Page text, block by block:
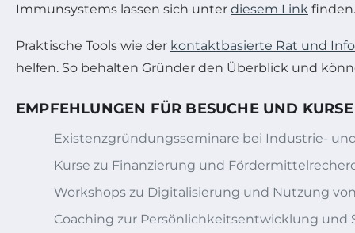
Immunsystems lassen sich unter diesem Link finden.
Praktische Tools wie der kontaktbasierte Rat und
helfen. So behalten Gründer den Überblick und
EMPFEHLUNGEN FÜR BESUCHE UND
Existenzgründungsseminare bei Industrie-
Kurse zu Finanzierung und
Workshops zu Digitalisierung und Nutzung
Coaching zur Persönlichkeitsentwicklung und